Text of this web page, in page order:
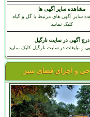
مشاهده سایر آگهی ها
سایر آگهی های مرتبط با گل و گیاه
کلیک نمایید
درج آگهی در سایت نارگیل
و تبلیغات در سایت نارگیل کلیک نمایید
و اجرای فضای سبز